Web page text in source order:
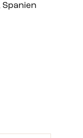
Spanien